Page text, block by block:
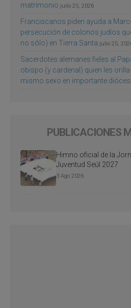
matrimonio julio 25, 2026
Franciscanos piden ayuda a
persecución de colonos judíos
no sólo) en Tierra Santa julio 25,
Sacerdotes alemanes fieles al
obispo (y cardenal) quien les
mismo sexo en importante
PUBLICACIONES
Himno oficial de la
Juventud Seúl 2027
3 Ago 2026